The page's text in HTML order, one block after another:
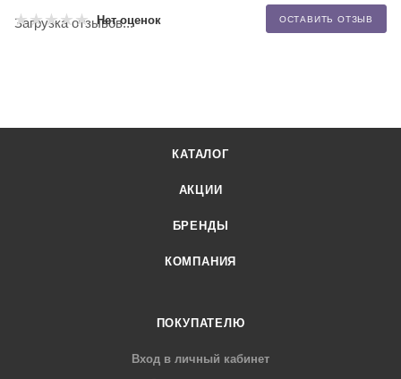
Нет оценок ОСТАВИТЬ ОТЗЫВ
Загрузка отзывов...
КАТАЛОГ
АКЦИИ
БРЕНДЫ
КОМПАНИЯ
ПОКУПАТЕЛЮ
Вход в личный кабинет